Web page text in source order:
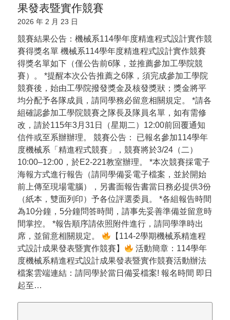
果發表暨實作競賽
2026 年 2 月 23 日
競賽結果公告：機械系114學年度精進程式設計實作競
賽得獎名單 機械系114學年度精進程式設計實作競賽
得獎名單如下（僅公告前6隊，並推薦參加工學院競
賽）。 *提醒本次公告推薦之6隊，須完成參加工學院
競賽後，始由工學院撥發獎金及核發獎狀；獎金將平
均分配予各隊成員，請同學務必留意相關規定。 *請各
組確認參加工學院競賽之隊長及隊員名單，如有需修
改，請於115年3月31日（星期二）12:00前回覆通知
信件或至系辦辦理。 競賽公告： 已報名參加114學年
度機械系「精進程式競賽」，競賽將於3/24（二）
10:00–12:00，於E2-221教室辦理。 *本次競賽採電子
海報方式進行報告（請同學備妥電子檔案，並於開始
前上傳至現場電腦），另書面報告書當日務必提供3份
（紙本，雙面列印）予各位評選委員。 *各組報告時間
為10分鐘，5分鐘問答時間，請事先妥善準備並留意時
間掌控。 *報告順序請依照附件進行，請同學準時出
席，並留意相關規定。
【114-2學期機械系精進程
式設計成果發表暨實作競賽】
活動簡章：114學年
度機械系精進程式設計成果發表暨實作競賽活動辦法
檔案雲端連結：請同學於當日備妥檔案! 報名時間 即日
起至…